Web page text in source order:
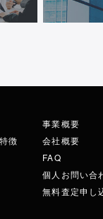
事業概要
徴
会社概要
FAQ
個人お問い合
無料査定申し